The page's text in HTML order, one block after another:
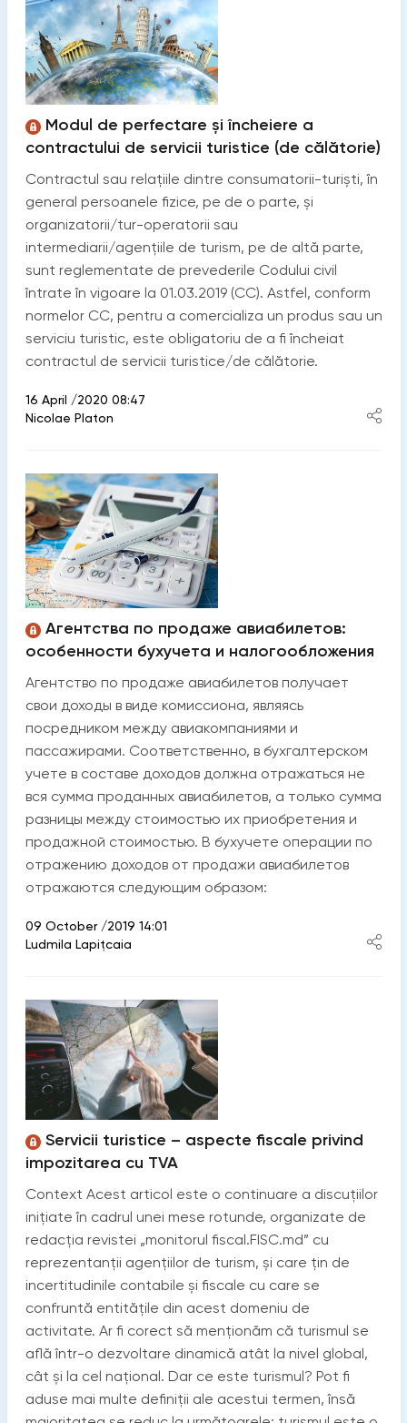
Modul de perfectare și încheiere a
contractului de servicii turistice (de călătorie)
Contractul sau relațiile dintre consumatorii-turiști, în
general persoanele fizice, pe de o parte, și
organizatorii/tur-operatorii sau
intermediarii/agențiile de turism, pe de altă parte,
sunt reglementate de prevederile Codului civil
întrate în vigoare la 01.03.2019 (CC). Astfel, conform
normelor CC, pentru a comercializa un produs sau un
serviciu turistic, este obligatoriu de a fi încheiat
contractul de servicii turistice/de călătorie.
16 April /2020 08:47
Nicolae Platon
Агентства по продаже авиабилетов:
особенности бухучета и налогообложения
Агентство по продаже авиабилетов получает
свои доходы в виде комиссиона, являясь
посредником между авиакомпаниями и
пассажирами. Соответственно, в бухгалтерском
учете в составе доходов должна отражаться не
вся сумма проданных авиабилетов, а только сумма
разницы между стоимостью их приобретения и
продажной стоимостью. В бухучете операции по
отражению доходов от продажи авиабилетов
отражаются следующим образом:
09 October /2019 14:01
Ludmila Lapițcaia
Servicii turistice – aspecte fiscale privind
impozitarea cu TVA
Context Acest articol este o continuare a discuțiilor
inițiate în cadrul unei mese rotunde, organizate de
redacția revistei „monitorul fiscal.FISC.md” cu
reprezentanții agențiilor de turism, și care țin de
incertitudinile contabile și fiscale cu care se
confruntă entitățile din acest domeniu de
activitate. Ar fi corect să menționăm că turismul se
află într-o dezvoltare dinamică atât la nivel global,
cât și la cel național. Dar ce este turismul? Pot fi
aduse mai multe definiții ale acestui termen, însă